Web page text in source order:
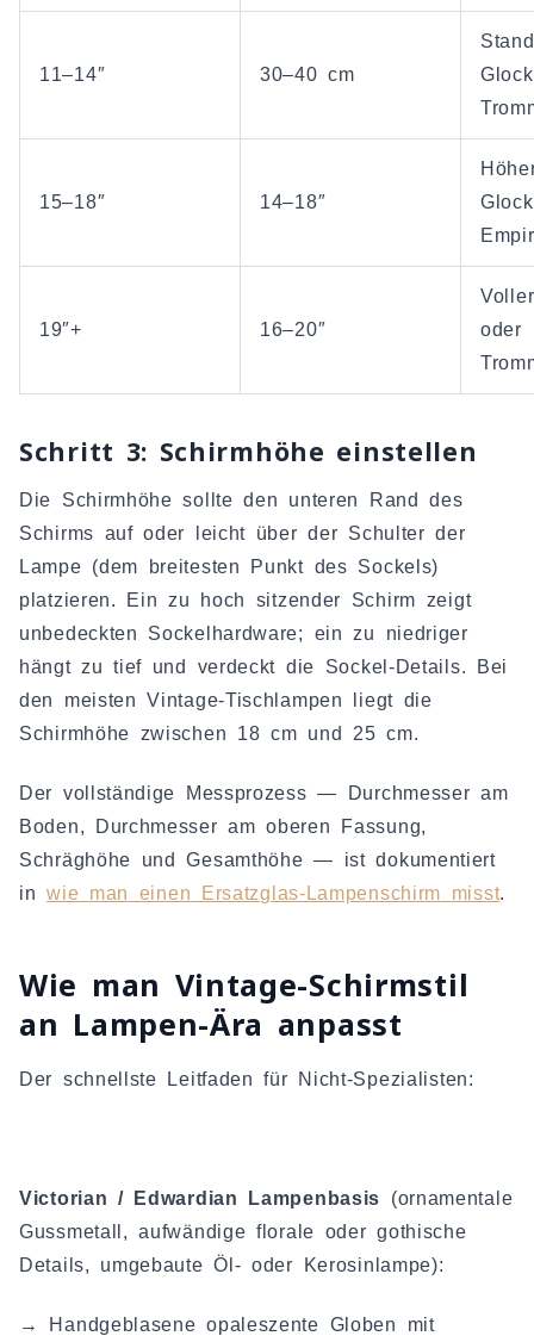
11–14″ 30–40 cm
15–18″ 14–18″
19″+ 16–20″
oder
Schritt 3: Schirmhöhe einstellen
Die Schirmhöhe sollte den unteren Rand des
Schirms auf oder leicht über der Schulter der
Lampe (dem breitesten Punkt des Sockels)
platzieren. Ein zu hoch sitzender Schirm zeigt
unbedeckten Sockelhardware; ein zu niedriger
hängt zu tief und verdeckt die Sockel-Details. Bei
den meisten Vintage-Tischlampen liegt die
Schirmhöhe zwischen 18 cm und 25 cm.
Der vollständige Messprozess — Durchmesser am
Boden, Durchmesser am oberen Fassung,
Schräghöhe und Gesamthöhe — ist dokumentiert
inwie man einen Ersatzglas-Lampenschirm misst.
Wie man Vintage-Schirmstil
an Lampen-Ära anpasst
Der schnellste Leitfaden für Nicht-Spezialisten:
Victorian / Edwardian Lampenbasis (ornamentale
Gussmetall, aufwändige florale oder gothische
Details, umgebaute Öl- oder Kerosinlampe):
→ Handgeblasene opaleszente Globen mit